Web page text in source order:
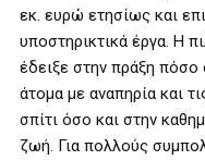
εκ. ευρώ ετησίως και
υποστηρικτικά έργα. Η
έδειξε στην πράξη πόσο
άτομα με αναπηρία και
σπίτι όσο και στην
ζωή. Για πολλούς